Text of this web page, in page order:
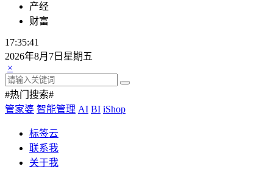
产经
财富
17:35:42
2026年8月7日星期五
×
#热门搜索#
管家婆 智能管理 AI BI iShop
标签云
联系我
关于我